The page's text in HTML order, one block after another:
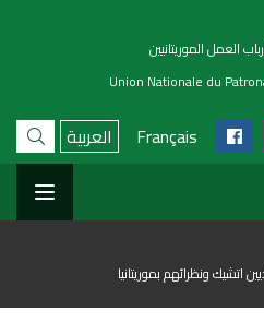
العمل الموريتانيين
Union Nationale du
Français العربية
اتشيك ونظرائهم بموريتانيا